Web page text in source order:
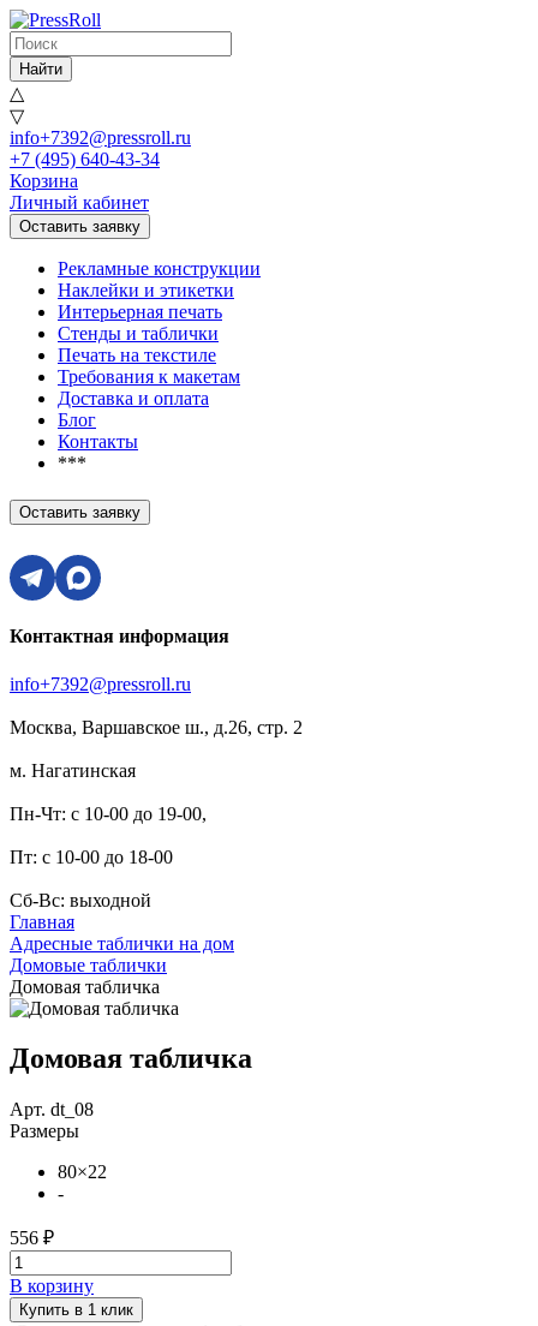
Найти
△
▽
info+7392@pressroll.ru
+7 (495) 640-43-34
Корзина
Личный кабинет
Оставить заявку
Рекламные конструкции
Наклейки и этикетки
Интерьерная печать
Стенды и таблички
Печать на текстиле
Требования к макетам
Доставка и оплата
Блог
Контакты
***
Оставить заявку
Контактная информация
info+7392@pressroll.ru
Москва, Варшавское ш., д.26, стр. 2
м. Нагатинская
Пн-Чт: с 10-00 до 19-00,
Пт: с 10-00 до 18-00
Сб-Вс: выходной
Главная
Адресные таблички на дом
Домовые таблички
Домовая табличка
Домовая табличка
Арт. dt_08
Размеры
80×22
-
556 ₽
В корзину
Купить в 1 клик